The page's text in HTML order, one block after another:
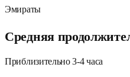
Эмираты
Средняя
Приблизительно 3-4 часа